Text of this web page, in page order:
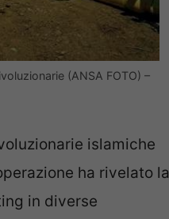
(ANSA FOTO) –
islamiche
ha rivelato la
in diverse